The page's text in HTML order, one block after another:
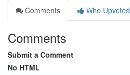
Comments
Who Upvoted
Comments
Submit a Comment
No HTML